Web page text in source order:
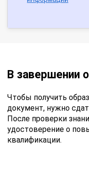
В завершении
Чтобы получить
документ, нужно
После проверки
удостоверение о
квалификации.